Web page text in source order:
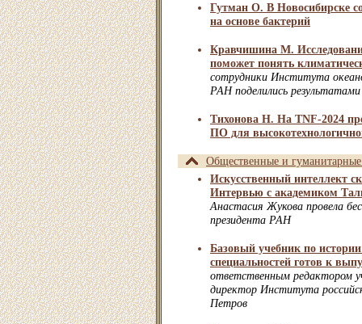
Гутман О. В Новосибирске
на основе бактерий
Кравчишина М.
поможет понять
сотрудники Института
РАН поделились результатами
Тихонова Н. На TNF-2024
ПО для
Общественные и
Искусственный интеллект
Интервью с академиком
Анастасия Жукова провела
президента РАН
Базовый учебник по
специальностей готов к
ответственным редактором
директор Института
Петров